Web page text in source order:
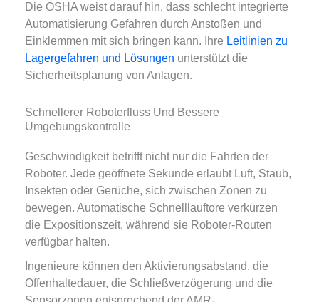
Die OSHA weist darauf hin, dass schlecht integrierte
Automatisierung Gefahren durch Anstoßen und
Einklemmen mit sich bringen kann. Ihre Leitlinien zu
Lagergefahren und Lösungen unterstützt die
Sicherheitsplanung von Anlagen.
Schnellerer Roboterfluss Und Bessere
Umgebungskontrolle
Geschwindigkeit betrifft nicht nur die Fahrten der
Roboter. Jede geöffnete Sekunde erlaubt Luft, Staub,
Insekten oder Gerüche, sich zwischen Zonen zu
bewegen. Automatische Schnelllauftore verkürzen
die Expositionszeit, während sie Roboter-Routen
verfügbar halten.
Ingenieure können den Aktivierungsabstand, die
Offenhaltedauer, die Schließverzögerung und die